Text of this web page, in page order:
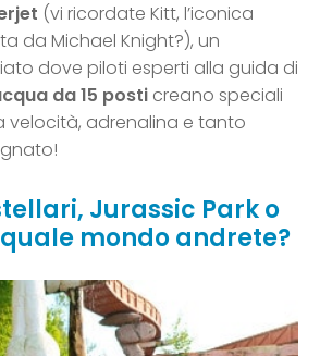
(vi ricordate Kitt, l’iconica
da Michael Knight?), un
dove piloti esperti alla guida di
da 15 posti creano speciali
velocità, adrenalina e tanto
Jurassic Park o
mondo andrete?